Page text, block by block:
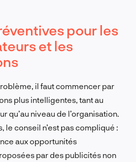
pour les
et les
il faut commencer par
plus intelligentes, tant au
qu’au niveau de l’organisation.
le conseil n’est pas compliqué :
aux opportunités
par des publicités non